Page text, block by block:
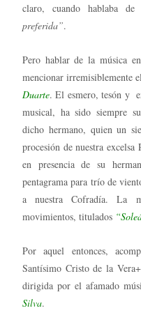
claro, cuando hablaba
preferida”.
Pero hablar de la música
mencionar irremisiblemente
Duarte. El esmero, tesón y
musical, ha sido siempre
dicho hermano, quien un
procesión de nuestra
en presencia de su
pentagrama para trío de
a nuestra Cofradía. La
movimientos, titulados
Por aquel entonces,
Santísimo Cristo de la
dirigida por el afamado
Silva.